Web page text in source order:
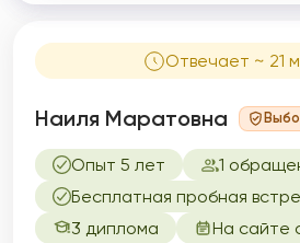
Отвечает ~ 21
Наиля Маратовна
Опыт 5 лет
1
Бесплатная пробная
3 диплома
На сайте